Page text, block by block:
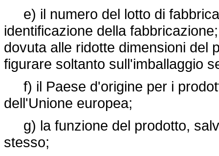
e) il numero del lotto di
identificazione della
dovuta alle ridotte dimensioni del
figurare soltanto sull'imballaggio
f) il Paese d'origine per i
dell'Unione europea;
g) la funzione del prodotto,
stesso;